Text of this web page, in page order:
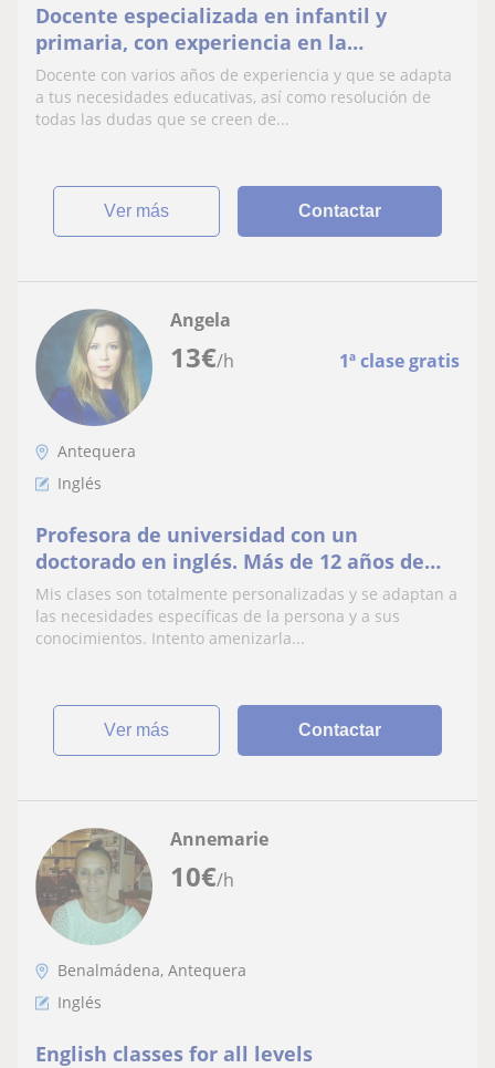
Docente especializada en infantil y
primaria, con experiencia en la
impartición de contenidos de diferentes
asignaturas y niveles
Docente con varios años de experiencia y que se adapta
a tus necesidades educativas, así como resolución de
todas las dudas que se creen de...
ver más Contactar
13€/h 1ª clase gratis
Angela
Antequera
Inglés
Profesora de universidad con un
doctorado en inglés. Más de 12 años de
expericia. Especialización en inglés
jurídico y comercial. Mi motivación? Que
mis alumnos vean lo necesario que es
Mis clases son totalmente personalizadas y se adaptan a
las necesidades específicas de la persona y a sus
conocimientos. Intento amenizarla...
ver más Contactar
10€/h
Annemarie
Benalmádena, Antequera
Inglés
English classes for all levels